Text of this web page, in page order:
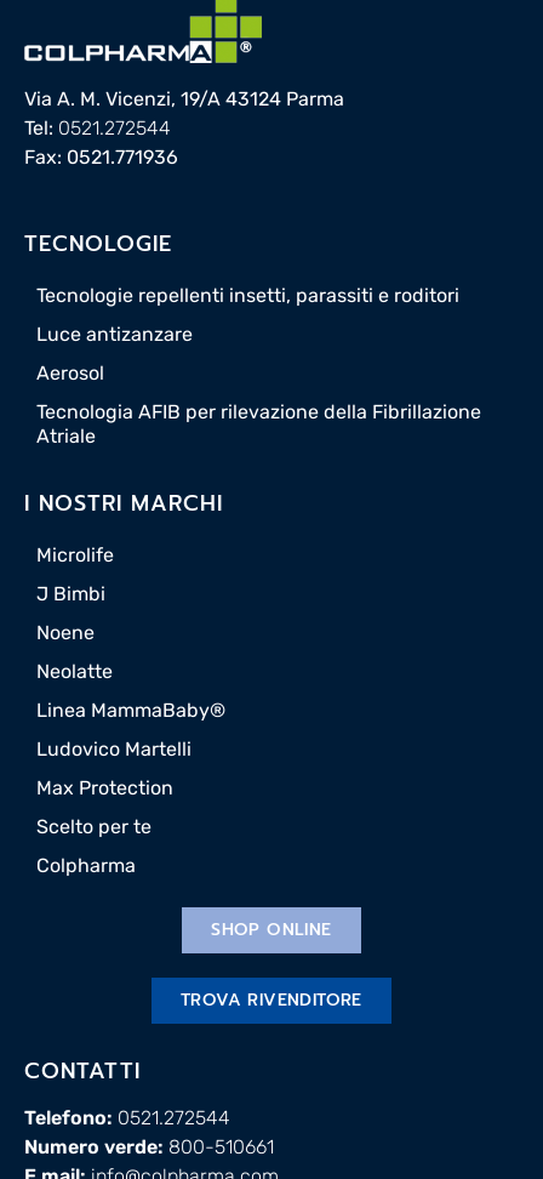
Via A. M. Vicenzi, 19/A 43124 Parma
Tel: 0521.272544
Fax: 0521.771936
TECNOLOGIE
Tecnologie repellenti insetti, parassiti e roditori
Luce antizanzare
Aerosol
Tecnologia AFIB per rilevazione della Fibrillazione
Atriale
I NOSTRI MARCHI
Microlife
J Bimbi
Noene
Neolatte
Linea MammaBaby®
Ludovico Martelli
Max Protection
Scelto per te
Colpharma
SHOP ONLINE
TROVA RIVENDITORE
CONTATTI
Telefono: 0521.272544
Numero verde: 800-510661